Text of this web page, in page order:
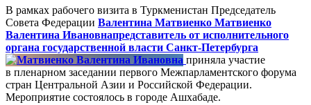
В рамках рабочего визита в Туркменистан Председатель
Совета Федерации Валентина Матвиенко Матвиенко
Валентина Ивановнапредставитель от исполнительного
органа государственной власти Санкт-Петербурга
приняла участие
в пленарном заседании первого Межпарламентского форума
стран Центральной Азии и Российской Федерации.
Мероприятие состоялось в городе Ашхабаде.